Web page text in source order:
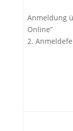
Anmeldung
Online”
2.